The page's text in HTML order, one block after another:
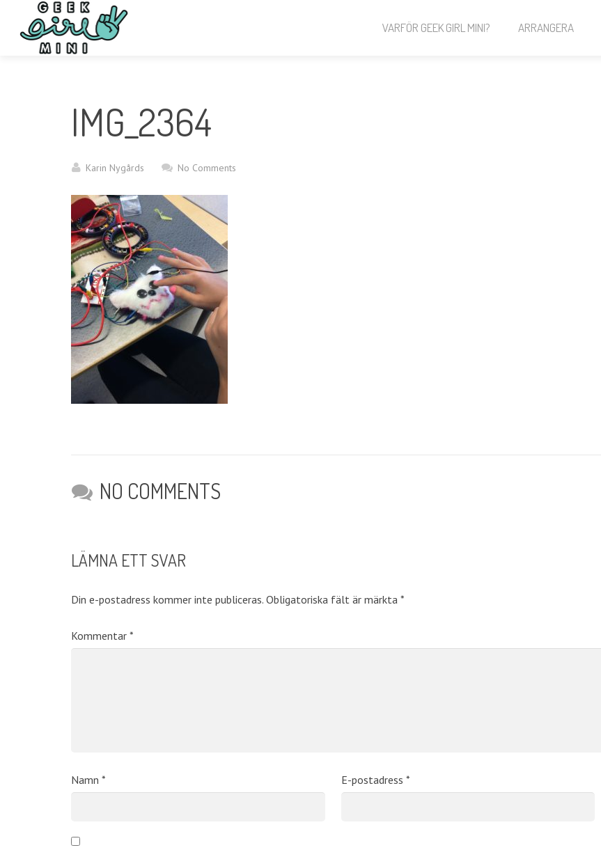
VARFÖR GEEK GIRL MINI? ARRANGERA
IMG_2364
Karin Nygårds No Comments
NO COMMENTS
LÄMNA ETT SVAR
Din e-postadress kommer inte publiceras. Obligatoriska fält är märkta *
Kommentar *
Namn * E-postadress *